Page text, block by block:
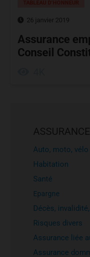
26 janvier 2019
Assurance
Conseil
ASSURANCE
Auto, moto, vélo
Habitation
Santé
Epargne
Décès,
Risques divers
Assurance liée
Assurance